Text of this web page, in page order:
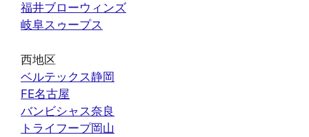
福井ブローウィンズ
岐阜スゥープス
西地区
ベルテックス静岡
FE名古屋
バンビシャス奈良
トライフープ岡山